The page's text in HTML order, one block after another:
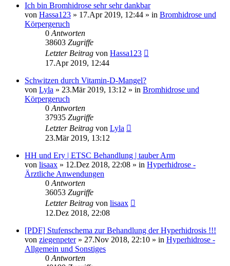
Ich bin Bromhidrose sehr sehr dankbar
von Hassa123 » 17.Apr 2019, 12:44 » in Bromhidrose und
Körpergeruch
0 Antworten
38603 Zugriffe
Letzter Beitrag von Hassa123
17.Apr 2019, 12:44
Schwitzen durch Vitamin-D-Mangel?
von Lyla » 23.Mär 2019, 13:12 » in Bromhidrose und
Körpergeruch
0 Antworten
37935 Zugriffe
Letzter Beitrag von Lyla
23.Mär 2019, 13:12
HH und Ery | ETSC Behandlung | tauber Arm
von lisaax » 12.Dez 2018, 22:08 » in Hyperhidrose -
Ärztliche Anwendungen
0 Antworten
36053 Zugriffe
Letzter Beitrag von lisaax
12.Dez 2018, 22:08
[PDF] Stufenschema zur Behandlung der Hyperhidrosis !!!
von ziegenpeter» 27.Nov 2018, 22:10 » in Hyperhidrose -
Allgemein und Sonstiges
0 Antworten